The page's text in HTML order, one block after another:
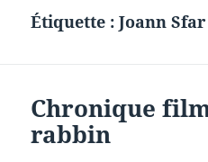
Étiquette :Joann Sfar
Chronique
rabbin